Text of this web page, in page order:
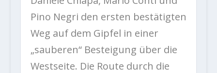
Pino Negri den ersten bestätigten
Weg auf dem Gipfel in einer
„sauberen“ Besteigung über die
Westseite. Die Route durch die